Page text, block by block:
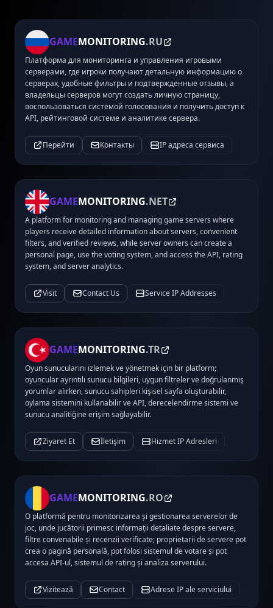
GAMEMONITORING.RU
Платформа для мониторинга и управления игровыми
серверами, где игроки получают детальную информацию о
серверах, удобные фильтры и подтвержденные отзывы, а
владельцы серверов могут создать личную страницу,
воспользоваться системой голосования и получить доступ к
API, рейтинговой системе и аналитике сервера.
Перейти Контакты IP адреса сервиса
GAMEMONITORING.NET
A platform for monitoring and managing game servers where
players receive detailed information about servers, convenient
filters, and verified reviews, while server owners can create a
personal page, use the voting system, and access the API, rating
system, and server analytics.
Visit Contact Us Service IP Addresses
GAMEMONITORING.TR
Oyun sunucularını izlemek ve yönetmek için bir platform;
oyuncular ayrıntılı sunucu bilgileri, uygun filtreler ve doğrulanmış
yorumlar alırken, sunucu sahipleri kişisel sayfa oluşturabilir,
oylama sistemini kullanabilir ve API, derecelendirme sistemi ve
sunucu analitiğine erişim sağlayabilir.
Ziyaret Et İletişim Hizmet IP Adresleri
GAMEMONITORING.RO
O platformă pentru monitorizarea și gestionarea serverelor de
joc, unde jucătorii primesc informații detaliate despre servere,
filtre convenabile și recenzii verificate; proprietarii de servere pot
crea o pagină personală, pot folosi sistemul de votare și pot
accesa API-ul, sistemul de rating și analiza serverului.
Vizitează Contact Adrese IP ale serviciului